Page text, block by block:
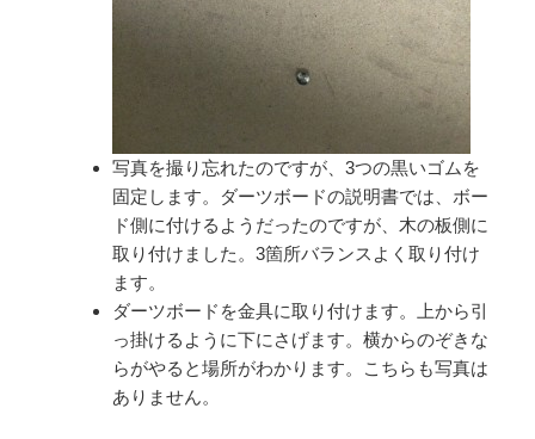
写真を撮り忘れたのですが、3つの黒いゴムを
固定します。ダーツボードの説明書では、ボー
ド側に付けるようだったのですが、木の板側に
取り付けました。3箇所バランスよく取り付け
ます。
ダーツボードを金具に取り付けます。上から引
っ掛けるように下にさげます。横からのぞきな
らがやると場所がわかります。こちらも写真は
ありません。